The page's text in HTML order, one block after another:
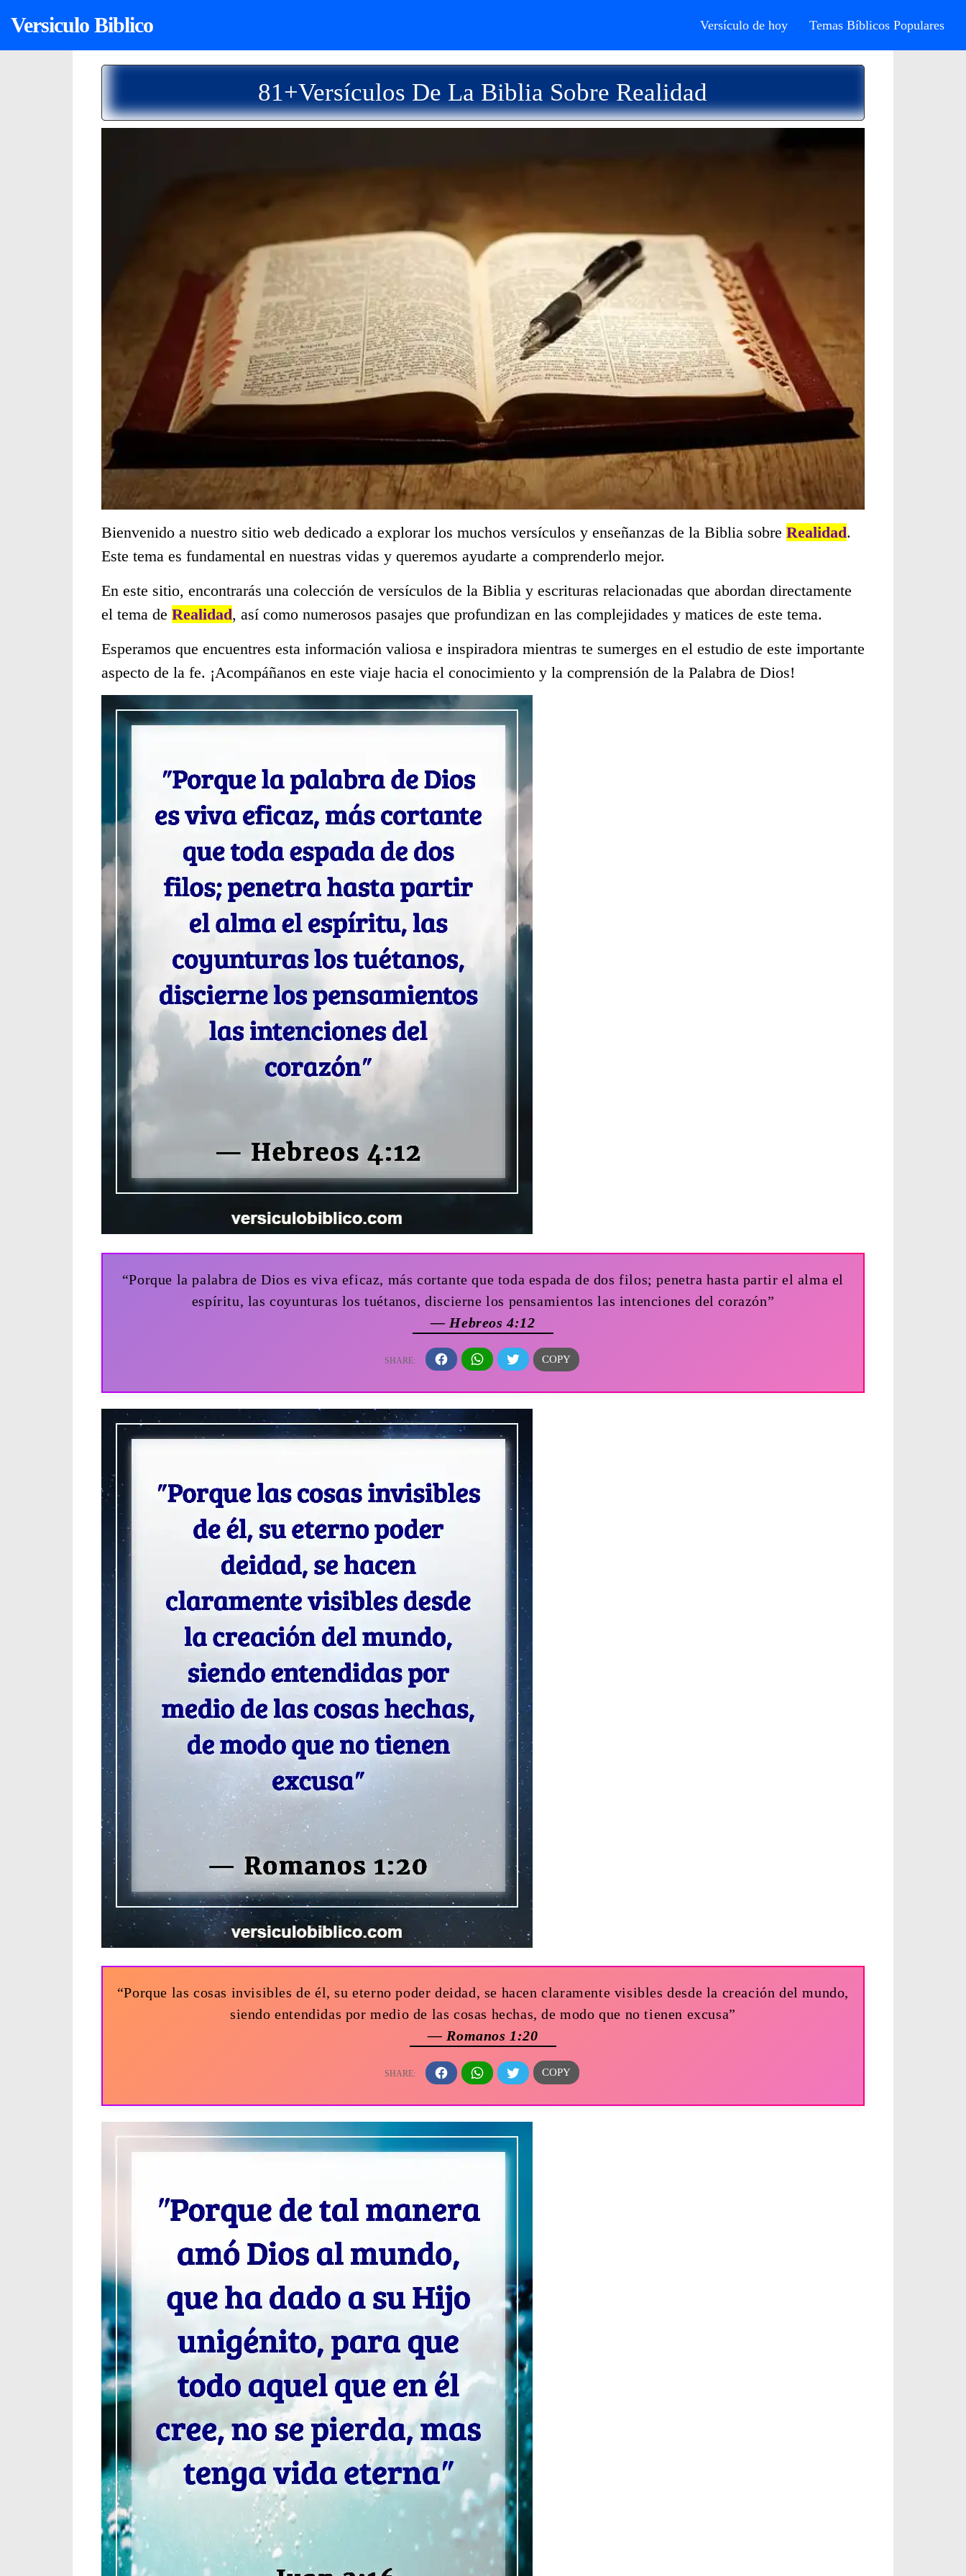
Versiculo Biblico Versículo de hoy Temas Bíblicos Populares
81+Versículos De La Biblia Sobre Realidad
Bienvenido a nuestro sitio web dedicado a explorar los muchos versículos y enseñanzas de la Biblia sobre Realidad.
Este tema es fundamental en nuestras vidas y queremos ayudarte a comprenderlo mejor.
En este sitio, encontrarás una colección de versículos de la Biblia y escrituras relacionadas que abordan directamente
el tema de Realidad, así como numerosos pasajes que profundizan en las complejidades y matices de este tema.
Esperamos que encuentres esta información valiosa e inspiradora mientras te sumerges en el estudio de este importante
aspecto de la fe. ¡Acompáñanos en este viaje hacia el conocimiento y la comprensión de la Palabra de Dios!
“Porque la palabra de Dios es viva eficaz, más cortante que toda espada de dos filos; penetra hasta partir el alma el
espíritu, las coyunturas los tuétanos, discierne los pensamientos las intenciones del corazón”
— Hebreos 4:12
“Porque las cosas invisibles de él, su eterno poder deidad, se hacen claramente visibles desde la creación del mundo,
siendo entendidas por medio de las cosas hechas, de modo que no tienen excusa”
— Romanos 1:20